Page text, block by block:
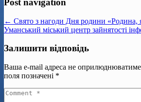
Post navigation
← Свято з нагоди Дня родини «Родина,
Уманський міський центр зайнятості
Залишити відповідь
Ваша e-mail адреса не
поля позначені *